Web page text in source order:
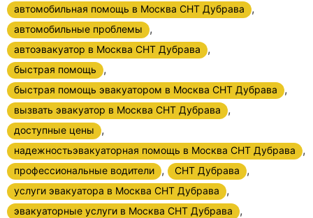
автомобильная помощь в Москва СНТ Дубрава ,
автомобильные проблемы ,
автоэвакуатор в Москва СНТ Дубрава ,
быстрая помощь ,
быстрая помощь эвакуатором в Москва СНТ Дубрава ,
вызвать эвакуатор в Москва СНТ Дубрава ,
доступные цены ,
надежностьэвакуаторная помощь в Москва СНТ Дубрава ,
профессиональные водители , СНТ Дубрава ,
услуги эвакуатора в Москва СНТ Дубрава ,
эвакуаторные услуги в Москва СНТ Дубрава ,